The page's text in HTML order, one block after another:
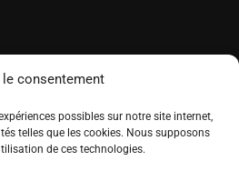
le consentement
possibles sur notre site internet,
telles que les cookies. Nous supposons
de ces technologies.